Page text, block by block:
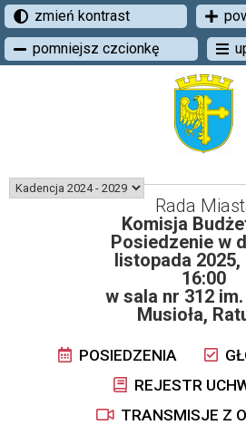
zmień kontrast
pomniejsz czcionkę
Rada
Komisja
Posiedzenie w
listopada 2025,
16:00
w sala nr 312
Musioła,
POSIEDZENIA
REJESTR
TRANSMISJE Z